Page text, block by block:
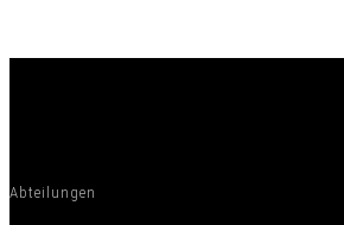
Abteilungen